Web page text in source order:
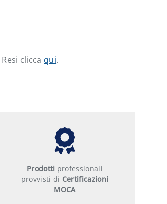
clicca qui.
Prodotti professionali
provvisti di Certificazioni
MOCA